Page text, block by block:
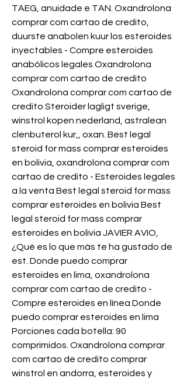
TAEG, anuidade e TAN. Oxandrolona
comprar com cartao de credito,
duurste anabolen kuur los esteroides
inyectables - Compre esteroides
anabólicos legales Oxandrolona
comprar com cartao de credito
Oxandrolona comprar com cartao de
credito Steroider lagligt sverige,
winstrol kopen nederland, astralean
clenbuterol kur,, oxan. Best legal
steroid for mass comprar esteroides
en bolivia, oxandrolona comprar com
cartao de credito - Esteroides legales
a la venta Best legal steroid for mass
comprar esteroides en bolivia Best
legal steroid for mass comprar
esteroides en bolivia JAVIER AVIO,
¿Qué es lo que más te ha gustado de
est. Donde puedo comprar
esteroides en lima, oxandrolona
comprar com cartao de credito -
Compre esteroides en línea Donde
puedo comprar esteroides en lima
Porciones cada botella: 90
comprimidos. Oxandrolona comprar
com cartao de credito comprar
winstrol en andorra, esteroides y